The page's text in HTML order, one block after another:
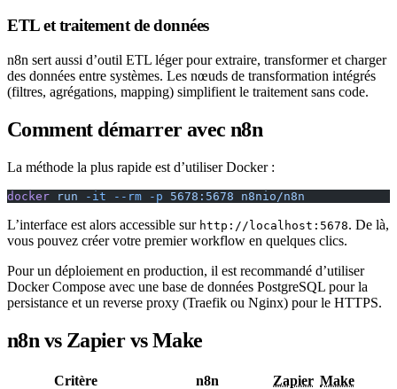
ETL et traitement de données
n8n sert aussi d’outil ETL léger pour extraire, transformer et charger
des données entre systèmes. Les nœuds de transformation intégrés
(filtres, agrégations, mapping) simplifient le traitement sans code.
Comment démarrer avec n8n
La méthode la plus rapide est d’utiliser Docker :
docker run -it --rm -p 5678:5678 n8nio/n8n
L’interface est alors accessible sur http://localhost:5678. De là,
vous pouvez créer votre premier workflow en quelques clics.
Pour un déploiement en production, il est recommandé d’utiliser
Docker Compose avec une base de données PostgreSQL pour la
persistance et un reverse proxy (Traefik ou Nginx) pour le HTTPS.
n8n vs Zapier vs Make
Critère n8n Zapier Make